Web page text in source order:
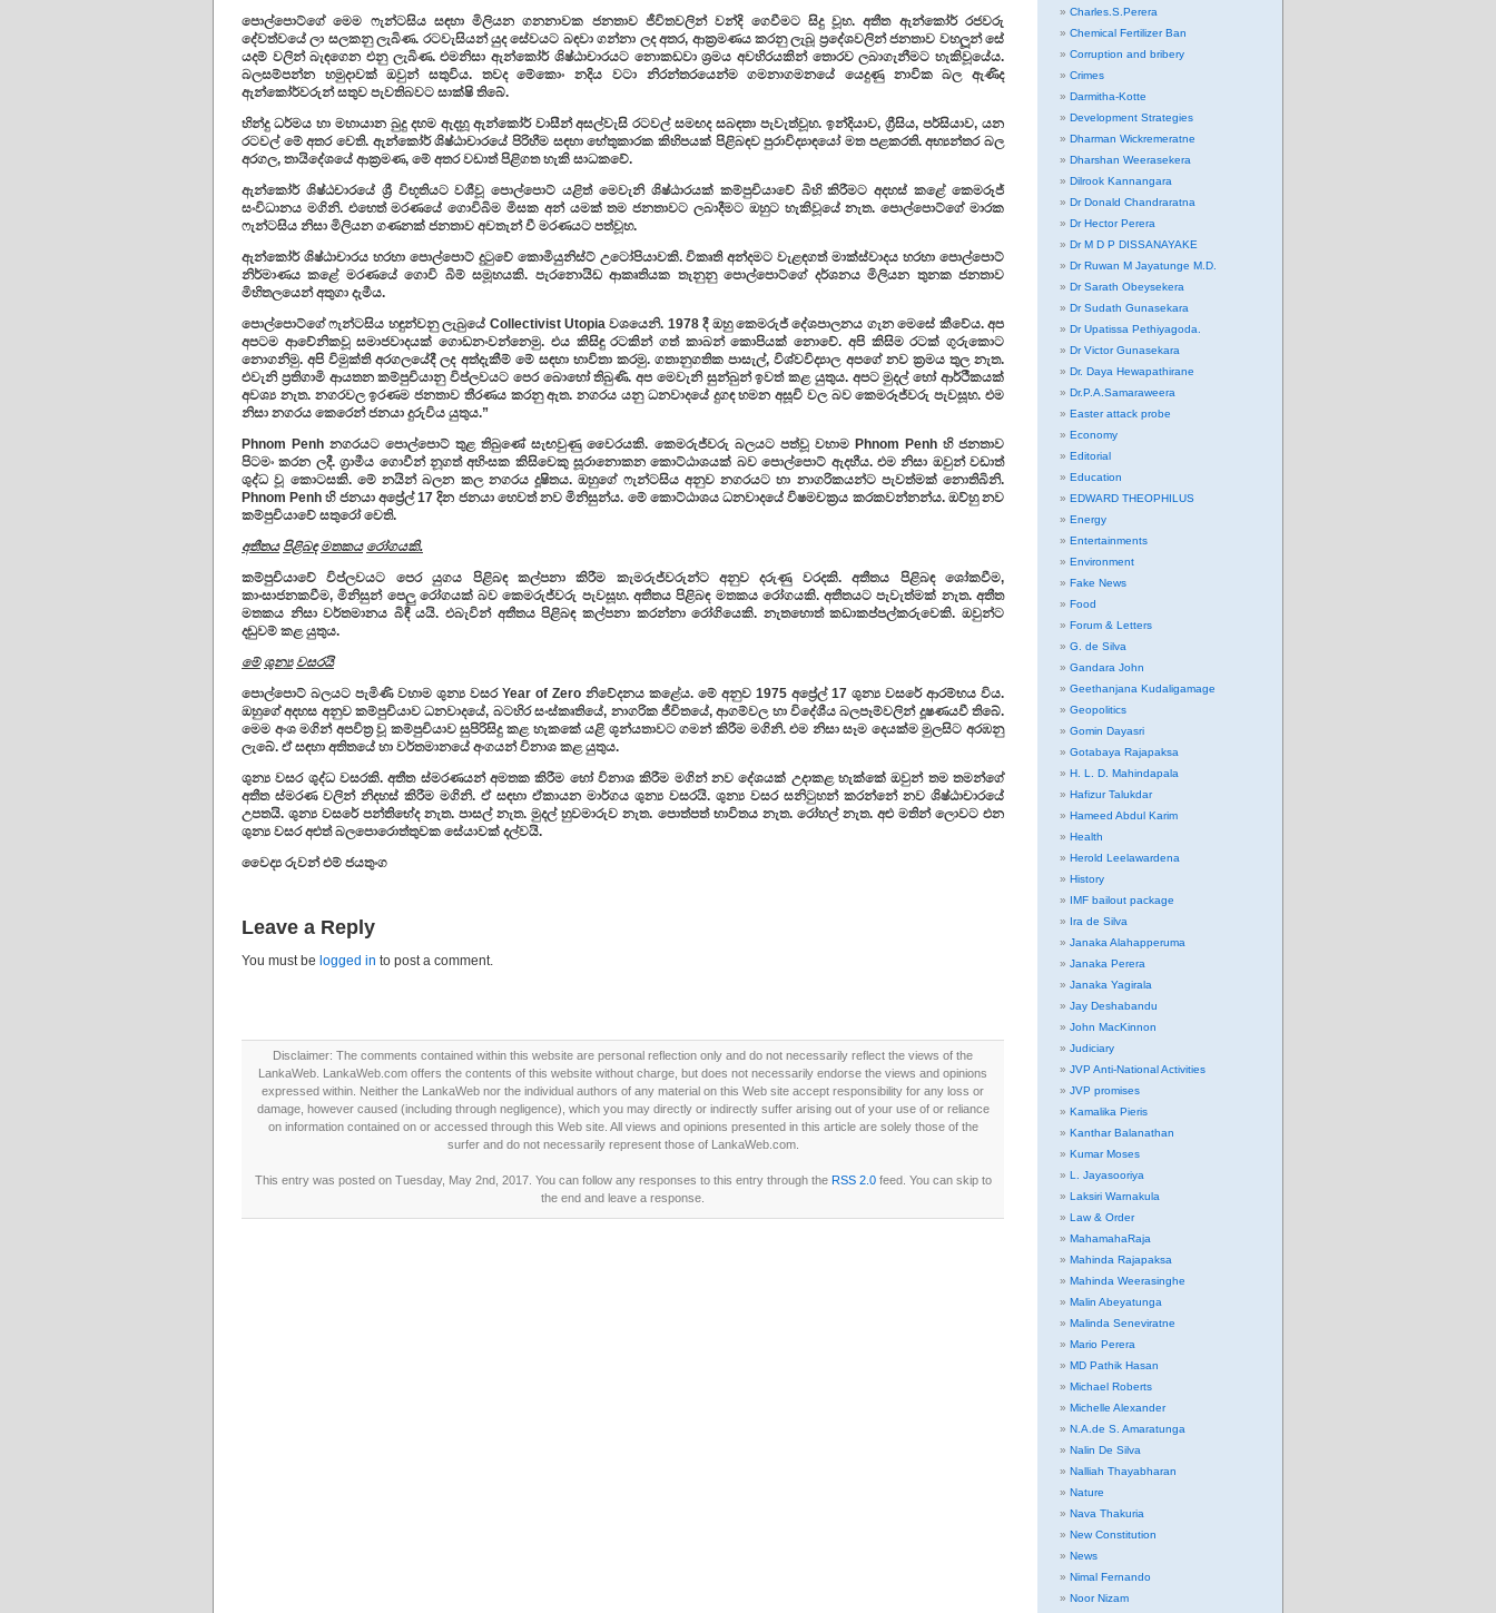
පොල්පොට්ගේ මෙම ෆැන්ටසිය සඳහා මිලියන ගනනාවක ජනතාව ජීවිතවලින් වන්දි ගෙවීමට සිදු වූහ. අතීත ඇන්කෝර් රජවරු
දේවත්වයේ ලා සලකනු ලැබිණ. රටවැසියන් යුද සේවයට බඳවා ගන්නා ලද අතර, ආක්‍රමණය කරනු ලැබූ ප්‍රදේශවලින් ජනතාව වහලූන් සේ
යදම් වලින් බැඳගෙන එනු ලැබිණ. එමනිසා ඇන්කෝර් ශිෂ්ඨාචාරයට නොකඩවා ශ්‍රමය අවහිරයකින් තොරව ලබාගැනීමට හැකිවූයේය.
බලසම්පන්න හමුදාවක් ඔවුන් සතුවිය. තවද මේකොං නදිය වටා නිරන්තරයෙන්ම ගමනාගමනයේ යෙදුණු නාවික බල ඇණිද
ඇන්කෝර්වරුන් සතුව පැවතිබවට සාක්ෂි තිබේ.
හින්දු ධර්මය හා මහායාන බුදු දහම ඇදහූ ඇන්කෝර් වාසීන් අසල්වැසි රටවල් සමඟද සබඳතා පැවැත්වූහ. ඉන්දියාව, ග්‍රීසිය, පර්සියාව, යන
රටවල් මේ අතර වෙති. ඇන්කෝර් ශිෂ්ඨාචාරයේ පිරිහීම සඳහා හේතුකාරක කිහිපයක් පිළිබඳව පුරාවිද්‍යාඳයෝ මත පළකරති. අභ්‍යන්තර බල
අරගල, තායිදේශයේ ආක්‍රමණ, මේ අතර වඩාත් පිළිගත හැකි සාධකවේ.
ඇන්කෝර් ශිෂ්ඨචාරයේ ශ්‍රී විභූතියට වශීවූ පොල්පොට් යළිත් මෙවැනි ශිෂ්ඨාරයක් කම්පුචියාවේ බිහි කිරීමට අදහස් කළේ කෙමරූජ්
සංවිධානය මගිනි. එහෙත් මරණයේ ගොවිබිම මිසක අන් යමක් තම ජනතාවට ලබාදීමට ඔහුට හැකිවූයේ නැත. පොල්පොට්ගේ මාරක
ෆැන්ටසිය නිසා මිලියන ගණනක් ජනතාව අවතැන් වී මරණයට පත්වූහ.
ඇන්කෝර් ශිෂ්ඨාචාරය හරහා පොල්පොට් දුටුවේ කොමියුනිස්ට් උටෝපියාවකි. විකෘති අන්දමට වැළඳගත් මාක්ස්වාදය හරහා පොල්පොට්
නිර්මාණය කළේ මරණයේ ගොවි බිම් සමූහයකි. පැරනොයිඩ ආකෘතියක තැනුනු පොල්පොට්ගේ දර්ශනය මිලියන තුනක ජනතාව
මිහිතලයෙන් අතුගා දැමීය.
පොල්පොට්ගේ ෆැන්ටසිය හඳුන්වනු ලැබුයේ Collectivist Utopia වශයෙනි. 1978 දී ඔහු කෙමරුජ් දේශපාලනය ගැන මෙසේ කීවේය. අප
අපටම ආවේනිකවූ සමාජවාදයක් ගොඩනංවන්නෙමු. එය කිසිඳු රටකින් ගත් කාබන් කොපියක් නොවේ. අපි කිසිම රටක් ගුරුකොට
නොගනිමු. අපි විමුක්ති අරගලයේදී ලද අත්දැකීම් මේ සඳහා භාවිතා කරමු. ගතානුගතික පාසැල්, විශ්වවිද්‍යාල අපගේ නව ක්‍රමය තුල නැත.
එවැනි ප්‍රතිගාමි ආයතන කම්පුචියානු විප්ලවයට පෙර බොහෝ තිබුණි. අප මෙවැනි සුන්බුන් ඉවත් කළ යුතුය. අපට මුදල් හෝ ආර්ථීකයක්
අවශ්‍ය නැත. නගරවල ඉරණම ජනතාව තීරණය කරනු ඇත. නගරය යනු ධනවාදයේ දුගඳ හමන අසූචි වල බව කෙමරූජ්වරු පැවසූහ. එම
නිසා නගරය කෙරෙන් ජනයා දුරුවිය යුතුය.”
Phnom Penh නගරයට පොල්පොට් තුළ තිබුණේ සැඟවුණු වෛරයකි. කෙමරුජ්වරු බලයට පත්වූ වහාම Phnom Penh හි ජනතාව
පිටමං කරන ලදී. ග්‍රාමීය ගොවීන් නූගත් අහිංසක කිසිවෙකු සූරානොකන කොට්ඨාශයක් බව පොල්පොට් ඇදහීය. එම නිසා ඔවුන් වඩාත්
ශුද්ධ වූ කොටසකි. මේ නයින් බලන කල නගරය දූෂිතය. ඔහුගේ ෆැන්ටසිය අනුව නගරයට හා නාගරිකයන්ට පැවත්මක් නොතිබිනි.
Phnom Penh හි ජනයා අප්‍රේල් 17 දින ජනයා හෙවත් නව මිනිසුන්ය. මේ කොට්ඨාශය ධනවාදයේ විෂමචක්‍රය කරකවන්නන්ය. ඔව්හු නව
කම්පුචියාවේ සතුරෝ වෙති.
අතීතය පිළිබඳ මතකය රෝගයකි.
කම්පුචියාවේ විප්ලවයට පෙර යුගය පිළිබඳ කල්පනා කිරීම කැමරුජ්වරුන්ට අනුව දරුණු වරදකි. අතීතය පිළිබඳ ශෝකවීම,
කාංසාජනකවීම, මිනිසුන් පෙලු රෝගයක් බව කෙමරුජ්වරු පැවසූහ. අතීතය පිළිබඳ මතකය රෝගයකි. අතීතයට පැවැත්මක් නැත. අතීත
මතකය නිසා වර්තමානය බිඳී යයි. එබැවින් අතීතය පිළිබඳ කල්පනා කරන්නා රෝගියෙකි. නැතහොත් කඩාකප්පල්කරුවෙකි. ඔවුන්ට
දඬුවම් කළ යුතුය.
මේ ශුන් වසරයි
පොල්පොට් බලයට පැමිණි වහාම ශුන්‍ය වසර Year of Zero නිවේදනය කළේය. මේ අනුව 1975 අප්‍රේල් 17 ශුන්‍ය වසරේ ආරම්භය විය.
ඔහුගේ අදහස අනුව කම්පුචියාව ධනවාදයේ, බටහිර සංස්කෘතියේ, නාගරික ජීවිතයේ, ආගම්වල හා විදේශීය බලපෑම්වලින් දූෂණයවී තිබේ.
මෙම අංශ මගින් අපවිත්‍ර වූ කම්පුචියාව සුපිරිසිදු කළ හැකකේ යළි ශූන්යතාවට ගමන් කිරීම මගිනි. එම නිසා සෑම දෙයක්ම මුලසිට අරඹනු
ලැබේ. ඒ සඳහා අතිතයේ හා වර්තමානයේ අංගයන් විනාශ කළ යුතුය.
ශුන්‍ය වසර ශුද්ධ වසරකි. අතීත ස්මරණයන් අමතක කිරීම හෝ විනාශ කිරීම මගින් නව දේශයක් උදාකළ හැක්කේ ඔවුන් තම තමන්ගේ
අතීත ස්මරණ වලින් නිදහස් කිරීම මගිනි. ඒ සඳහා ඒකායන මාර්ගය ශුන්‍ය වසරයි. ශුන්‍ය වසර සනිටුහන් කරන්නේ නව ශිෂ්ඨාචාරයේ
උපතයි. ශුන්‍ය වසරේ පන්තිභේද නැත. පාසල් නැත. මුදල් හුවමාරුව නැත. පොත්පත් භාවිතය නැත. රෝහල් නැත. අළු මතින් ලොවට එන
ශුන්‍ය වසර අළුත් බලපොරොත්තුවක සේයාවක් දල්වයි.
වෛද්‍ය රුවන් එම් ජයතුංග
Leave a Reply
You must be logged in to post a comment.
Disclaimer: The comments contained within this website are personal reflection only and do not necessarily reflect the views of the
LankaWeb. LankaWeb.com offers the contents of this website without charge, but does not necessarily endorse the views and opinions
expressed within. Neither the LankaWeb nor the individual authors of any material on this Web site accept responsibility for any loss or
damage, however caused (including through negligence), which you may directly or indirectly suffer arising out of your use of or reliance
on information contained on or accessed through this Web site. All views and opinions presented in this article are solely those of the
surfer and do not necessarily represent those of LankaWeb.com.
This entry was posted on Tuesday, May 2nd, 2017. You can follow any responses to this entry through the RSS 2.0feed. You can skip to
the end and leave a response.
Charles.S.Perera
Chemical Fertilizer Ban
Corruption and bribery
Crimes
Darmitha-Kotte
Development Strategies
Dharman Wickremeratne
Dharshan Weerasekera
Dilrook Kannangara
Dr Donald Chandraratna
Dr Hector Perera
Dr M D P DISSANAYAKE
Dr Ruwan M Jayatunge M.D.
Dr Sarath Obeysekera
Dr Sudath Gunasekara
Dr Upatissa Pethiyagoda.
Dr Victor Gunasekara
Dr. Daya Hewapathirane
Dr.P.A.Samaraweera
Easter attack probe
Economy
Editorial
Education
EDWARD THEOPHILUS
Energy
Entertainments
Environment
Fake News
Food
Forum & Letters
G. de Silva
Gandara John
Geethanjana Kudaligamage
Geopolitics
Gomin Dayasri
Gotabaya Rajapaksa
H. L. D. Mahindapala
Hafizur Talukdar
Hameed Abdul Karim
Health
Herold Leelawardena
History
IMF bailout package
Ira de Silva
Janaka Alahapperuma
Janaka Perera
Janaka Yagirala
Jay Deshabandu
John MacKinnon
Judiciary
JVP Anti-National Activities
JVP promises
Kamalika Pieris
Kanthar Balanathan
Kumar Moses
L. Jayasooriya
Laksiri Warnakula
Law & Order
MahamahaRaja
Mahinda Rajapaksa
Mahinda Weerasinghe
Malin Abeyatunga
Malinda Seneviratne
Mario Perera
MD Pathik Hasan
Michael Roberts
Michelle Alexander
N.A.de S. Amaratunga
Nalin De Silva
Nalliah Thayabharan
Nature
Nava Thakuria
New Constitution
News
Nimal Fernando
Noor Nizam